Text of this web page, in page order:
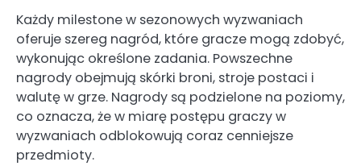
Każdy milestone w sezonowych wyzwaniach
oferuje szereg nagród, które gracze mogą zdobyć,
wykonując określone zadania. Powszechne
nagrody obejmują skórki broni, stroje postaci i
walutę w grze. Nagrody są podzielone na poziomy,
co oznacza, że w miarę postępu graczy w
wyzwaniach odblokowują coraz cenniejsze
przedmioty.